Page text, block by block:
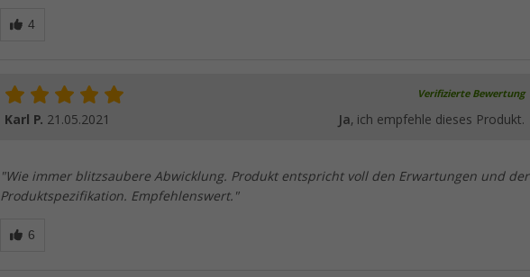
Verifizierte Bewertung
Karl P. 21.05.2021 Ja, ich empfehle dieses Produkt.
"Wie immer blitzsaubere Abwicklung. Produkt entspricht voll den Erwartungen und der
Produktspezifikation. Empfehlenswert."